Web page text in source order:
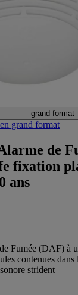
grand format
grand format
de
fixation
ans
Fumée (DAF) à
contenues dans
strident